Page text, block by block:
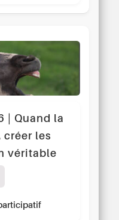
| Quand la
les
véritable